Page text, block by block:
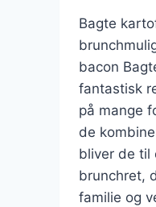
Bagte
bacon
fantastisk
på mange
de
bliver de til
brunchret,
familie og